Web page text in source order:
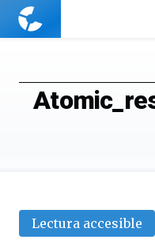
Cuaderno
Lectura accesible